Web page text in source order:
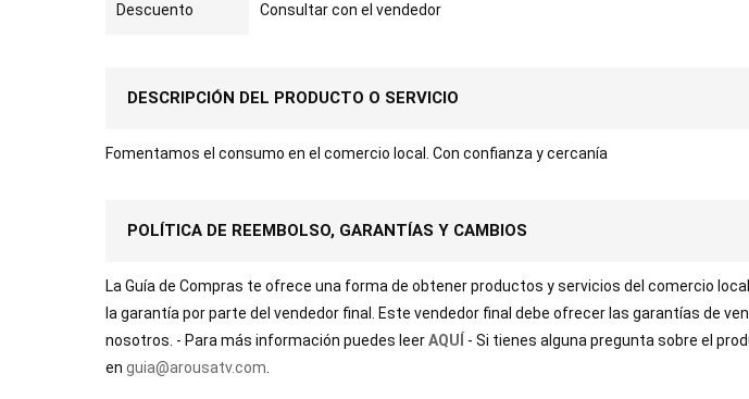
Descuento Consultar con el vendedor
DESCRIPCIÓN DEL PRODUCTO O SERVICIO
Fomentamos el consumo en el comercio local. Con confianza y cercanía
POLÍTICA DE REEMBOLSO, GARANTÍAS Y CAMBIOS
La Guía de Compras te ofrece una forma de obtener productos y servicios del comercio
la garantía por parte del vendedor final. Este vendedor final debe ofrecer las garantías de
nosotros. - Para más información puedes leerAQUÍ - Si tienes alguna pregunta sobre el
en guia@arousatv.com.